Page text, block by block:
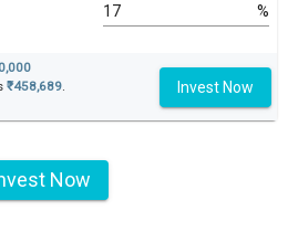
%
₹458,689.
Invest Now
Now